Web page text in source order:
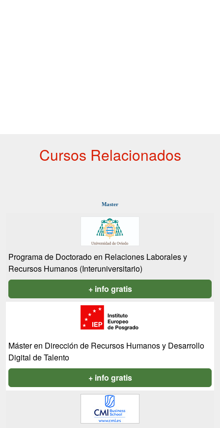
Cursos Relacionados
Master
Programa de Doctorado en Relaciones Laborales y
Recursos Humanos (Interuniversitario)
+ info gratis
Máster en Dirección de Recursos Humanos y Desarrollo
Digital de Talento
+ info gratis